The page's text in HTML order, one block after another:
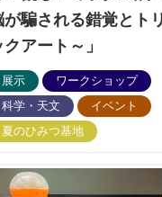
が騙される錯覚とトリ
クアート～」
展示
ワークショップ
科学・天文
イベント
夏のひみつ基地